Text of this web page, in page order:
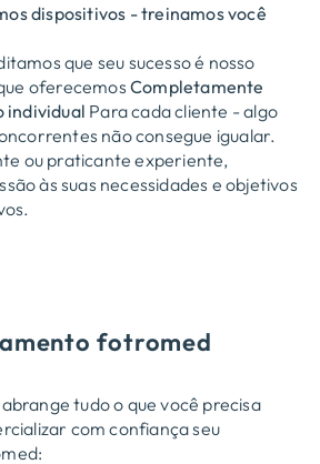
dispositivos - treinamos você
que seu sucesso é nosso
oferecemos Completamente
individual Para cada cliente - algo
não consegue igualar.
ou praticante experiente,
às suas necessidades e objetivos
fotromed
tudo o que você precisa
com confiança seu